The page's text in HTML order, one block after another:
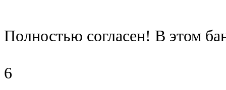
Полностью согласен! В этом
6